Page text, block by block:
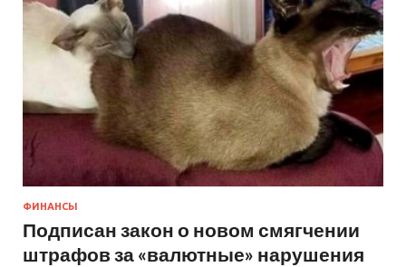
ФИНАНСЫ
Подписан закон о новом смягчении
штрафов за «валютные» нарушения